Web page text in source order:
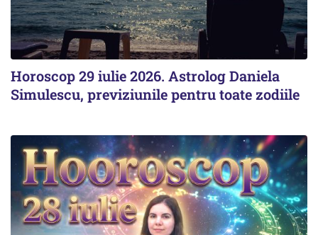
Horoscop 29 iulie 2026. Astrolog Daniela
Simulescu, previziunile pentru toate zodiile